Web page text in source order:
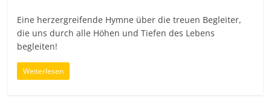
Eine herzergreifende Hymne über die treuen Begleiter,
die uns durch alle Höhen und Tiefen des Lebens
begleiten!
Weiterlesen